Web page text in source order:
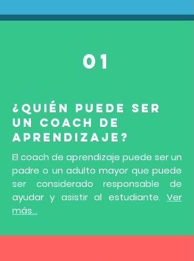
01
¿QUIÉN PUEDE SER
UN COACH DE
APRENDIZAJE?
El coach de aprendizaje puede ser un
padre o un adulto mayor que puede
ser considerado responsable de
ayudar y asistir al estudiante. Ver
más...